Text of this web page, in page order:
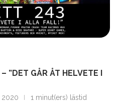
”DET GÅR ÅT HELVETE I
2020 1 minut(ers) lästid